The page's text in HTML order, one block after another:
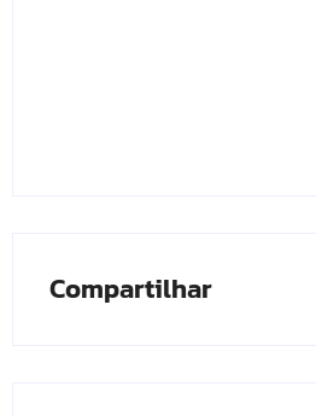
Compartilhar